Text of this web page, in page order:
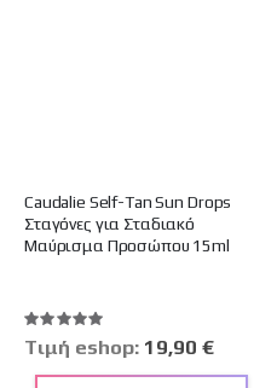
Caudalie Self-Tan Sun Drops
Σταγόνες για Σταδιακό
Μαύρισμα Προσώπου 15ml
Βαθμολογία:
100%
Tιμή eshop: 19,90 €